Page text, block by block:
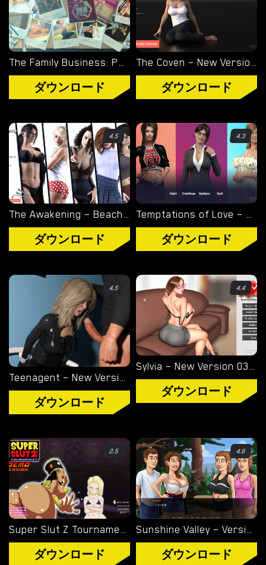
PC ポルノ ゲーム
モバイル ポルノ ゲーム
ダウンロード用追加
ポルノゲーム APK
ブログ
タグ
ゲームエンジン
RENPY
RUFFLE
カテゴリー
BDSM
ヘンタイ
熟女
ディミトレスク夫人
バイオハザード
ビジュアルノベル
The Family Business: Parallel Universe – Fixed Version 1.11 [Nemesia Productions]
ダウンロード
The Coven – New Version 0.8 [Former Flame]
ダウンロード
4.5
The Awakening – Beach Episode – Full Mini-Game [SLim Games]
ダウンロード
4.3
Temptations of Love – New Version 1.7 [Ruby Romance Games]
ダウンロード
4.5
Teenagent – New Version 0.4 [Nickfifa]
ダウンロード
4.4
Sylvia – New Version 03/2022 [ManorStories]
ダウンロード
2.5
Super Slut Z Tournament – New Final Version [riffsandskulls]
ダウンロード
4.6
Sunshine Valley – Version 0.1 [Rehex]
ダウンロード